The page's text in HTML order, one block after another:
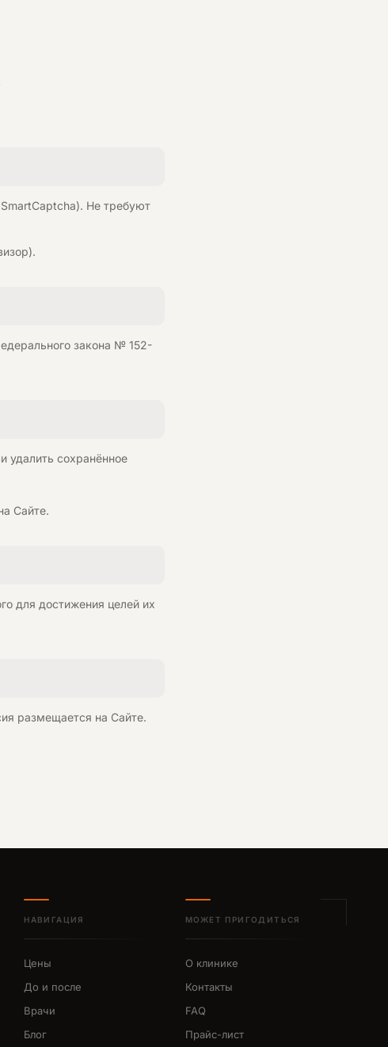
Не требуют
закона № 152-
удалить сохранённое
Сайте.
для достижения целей их
размещается на Сайте.
НАВИГАЦИЯ
Цены
До и после
Врачи
Блог
МОЖЕТ ПРИГОДИТЬСЯ
О клинике
Контакты
FAQ
Прайс-лист